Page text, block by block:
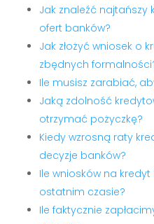
Jak znaleźć najtańszy
ofert banków?
Jak złożyć wniosek o
zbędnych
Ile musisz zarabiać,
Jaką zdolność
otrzymać pożyczkę?
Kiedy wzrosną raty
decyzje banków?
Ile wniosków na
ostatnim czasie?
Ile faktycznie